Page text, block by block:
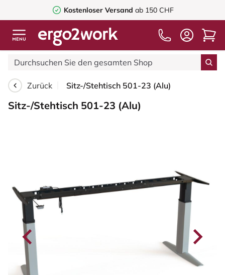
Kostenloser Versand ab 150 CHF
Zurück Sitz-/Stehtisch 501-23 (Alu)
Sitz-/Stehtisch 501-23 (Alu)